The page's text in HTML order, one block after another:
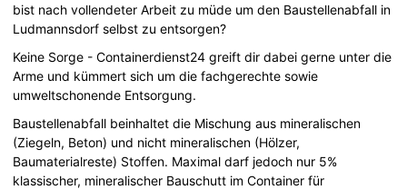
bist nach vollendeter Arbeit zu müde um den Baustellenabfall in
Ludmannsdorf selbst zu entsorgen?
Keine Sorge - Containerdienst24 greift dir dabei gerne unter die
Arme und kümmert sich um die fachgerechte sowie
umweltschonende Entsorgung.
Baustellenabfall beinhaltet die Mischung aus mineralischen
(Ziegeln, Beton) und nicht mineralischen (Hölzer,
Baumaterialreste) Stoffen. Maximal darf jedoch nur 5%
klassischer, mineralischer Bauschutt im Container für